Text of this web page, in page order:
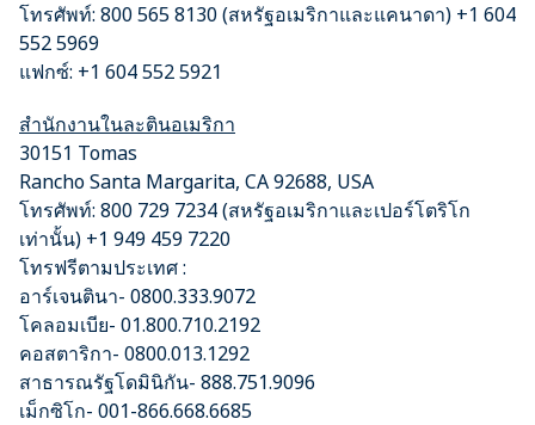
โทรศัพท์: 800 565 8130 (สหรัฐอเมริกาและแคนาดา) +1 604
552 5969
แฟกซ์: +1 604 552 5921
สำนักงานในละตินอเมริกา
30151 Tomas
Rancho Santa Margarita, CA 92688, USA
โทรศัพท์: 800 729 7234 (สหรัฐอเมริกาและเปอร์โตริโก
เท่านั้น) +1 949 459 7220
โทรฟรีตามประเทศ :
อาร์เจนตินา- 0800.333.9072
โคลอมเบีย- 01.800.710.2192
คอสตาริกา- 0800.013.1292
สาธารณรัฐโดมินิกัน- 888.751.9096
เม็กซิโก- 001-866.668.6685